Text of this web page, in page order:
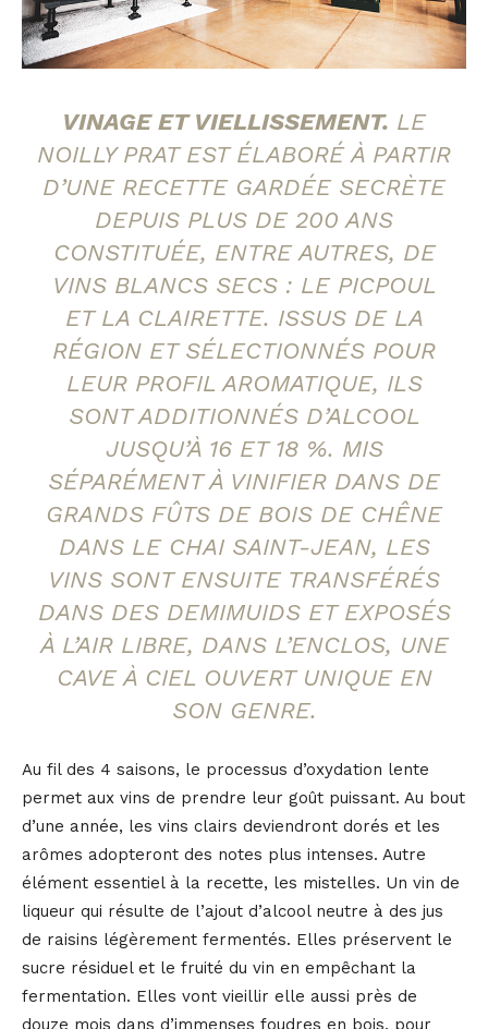
VINAGE ET VIELLISSEMENT. LE
NOILLY PRAT EST ÉLABORÉ À PARTIR
D’UNE RECETTE GARDÉE SECRÈTE
DEPUIS PLUS DE 200 ANS
CONSTITUÉE, ENTRE AUTRES, DE
VINS BLANCS SECS : LE PICPOUL
ET LA CLAIRETTE. ISSUS DE LA
RÉGION ET SÉLECTIONNÉS POUR
LEUR PROFIL AROMATIQUE, ILS
SONT ADDITIONNÉS D’ALCOOL
JUSQU’À 16 ET 18 %. MIS
SÉPARÉMENT À VINIFIER DANS DE
GRANDS FÛTS DE BOIS DE CHÊNE
DANS LE CHAI SAINT-JEAN, LES
VINS SONT ENSUITE TRANSFÉRÉS
DANS DES DEMIMUIDS ET EXPOSÉS
À L’AIR LIBRE, DANS L’ENCLOS, UNE
CAVE À CIEL OUVERT UNIQUE EN
SON GENRE.
Au fil des 4 saisons, le processus d’oxydation lente
permet aux vins de prendre leur goût puissant. Au bout
d’une année, les vins clairs deviendront dorés et les
arômes adopteront des notes plus intenses. Autre
élément essentiel à la recette, les mistelles. Un vin de
liqueur qui résulte de l’ajout d’alcool neutre à des jus
de raisins légèrement fermentés. Elles préservent le
sucre résiduel et le fruité du vin en empêchant la
fermentation. Elles vont vieillir elle aussi près de
douze mois dans d’immenses foudres en bois, pour